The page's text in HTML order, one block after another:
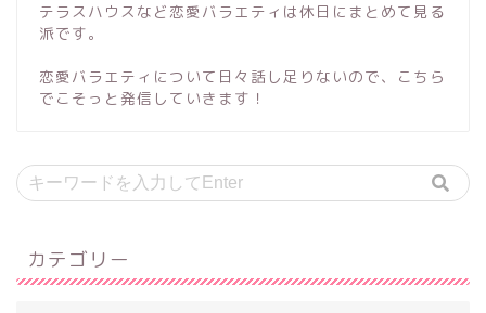
テラスハウスなど恋愛バラエティは休日にまとめて見る
派です。
恋愛バラエティについて日々話し足りないので、こちら
でこそっと発信していきます！
カテゴリー